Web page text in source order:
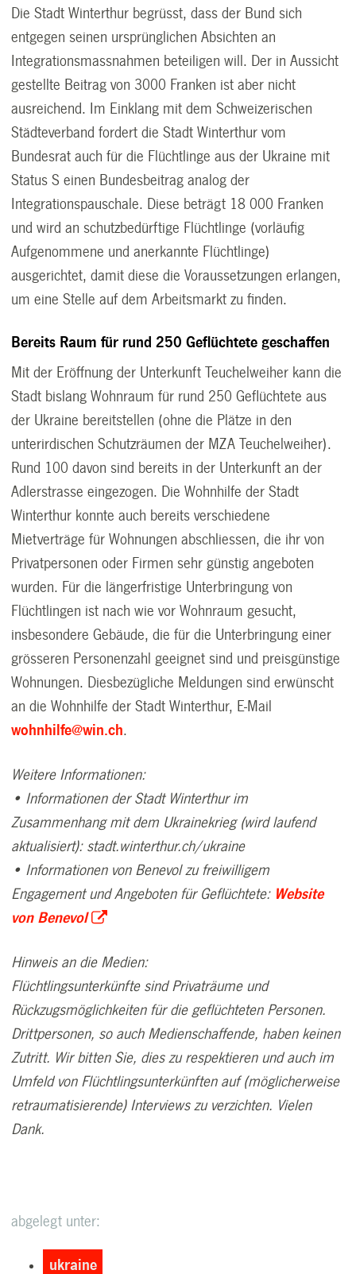
Die Stadt Winterthur begrüsst, dass der Bund sich
entgegen seinen ursprünglichen Absichten an
Integrationsmassnahmen beteiligen will. Der in Aussicht
gestellte Beitrag von 3000 Franken ist aber nicht
ausreichend. Im Einklang mit dem Schweizerischen
Städteverband fordert die Stadt Winterthur vom
Bundesrat auch für die Flüchtlinge aus der Ukraine mit
Status S einen Bundesbeitrag analog der
Integrationspauschale. Diese beträgt 18 000 Franken
und wird an schutzbedürftige Flüchtlinge (vorläufig
Aufgenommene und anerkannte Flüchtlinge)
ausgerichtet, damit diese die Voraussetzungen erlangen,
um eine Stelle auf dem Arbeitsmarkt zu finden.
Bereits Raum für rund 250 Geflüchtete geschaffen
Mit der Eröffnung der Unterkunft Teuchelweiher kann die
Stadt bislang Wohnraum für rund 250 Geflüchtete aus
der Ukraine bereitstellen (ohne die Plätze in den
unterirdischen Schutzräumen der MZA Teuchelweiher).
Rund 100 davon sind bereits in der Unterkunft an der
Adlerstrasse eingezogen. Die Wohnhilfe der Stadt
Winterthur konnte auch bereits verschiedene
Mietverträge für Wohnungen abschliessen, die ihr von
Privatpersonen oder Firmen sehr günstig angeboten
wurden. Für die längerfristige Unterbringung von
Flüchtlingen ist nach wie vor Wohnraum gesucht,
insbesondere Gebäude, die für die Unterbringung einer
grösseren Personenzahl geeignet sind und preisgünstige
Wohnungen. Diesbezügliche Meldungen sind erwünscht
an die Wohnhilfe der Stadt Winterthur, E-Mail
wohnhilfe@win.ch.
Weitere Informationen:
• Informationen der Stadt Winterthur im
Zusammenhang mit dem Ukrainekrieg (wird laufend
aktualisiert): stadt.winterthur.ch/ukraine
• Informationen von Benevol zu freiwilligem
Engagement und Angeboten für Geflüchtete: Website
von Benevol
Hinweis an die Medien:
Flüchtlingsunterkünfte sind Privaträume und
Rückzugsmöglichkeiten für die geflüchteten Personen.
Drittpersonen, so auch Medienschaffende, haben keinen
Zutritt. Wir bitten Sie, dies zu respektieren und auch im
Umfeld von Flüchtlingsunterkünften auf (möglicherweise
retraumatisierende) Interviews zu verzichten. Vielen
Dank.
abgelegt unter:
ukraine